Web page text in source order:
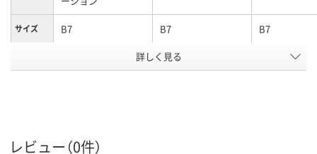
サイズ B7 B7 B7
ループ
クリア(透明・半透明)
系
LDPE（ツルツルタイ
詳しく見る
レビュー（0件）